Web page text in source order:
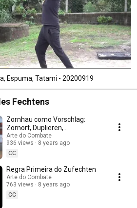
Espuma, Tatami - 20200919
Fechtens
Zornhau como Vorschlag:
Zornort, Duplieren,
Durchwechseln, Umbschlagen
Arte do Combate
936 views
8 years ago
CC
Regra Primeira do Zufechten
Arte do Combate
763 views
8 years ago
CC